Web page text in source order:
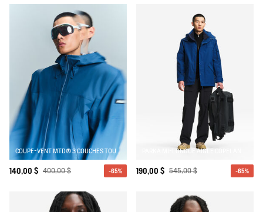
COUPE-VENT MTD® 3 COUCHES TOUCHER COTON COURT ET LÉGER À CAPUCHE AVEC POCHES ZIPPÉES
140,00 $ 400,00 $ -65% 190,00 $ 545,00 $ -65%